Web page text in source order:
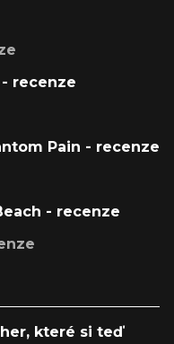
recenze
Pain - recenze
- recenze
které si teď